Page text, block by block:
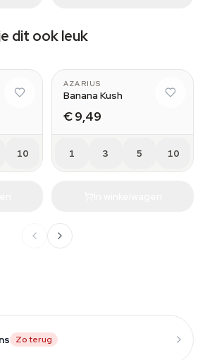
dit ook leuk
10
AZARIUS
Banana Kush
€ 9,49
1 3 5 10
Zo terug